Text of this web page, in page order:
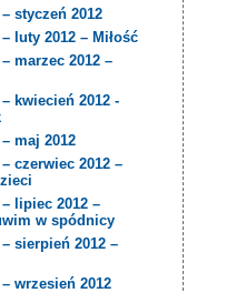
styczeń 2012
luty 2012 – Miłość
marzec 2012 –
kwiecień 2012 -
maj 2012
czerwiec 2012 –
lipiec 2012 –
w spódnicy
sierpień 2012 –
wrzesień 2012